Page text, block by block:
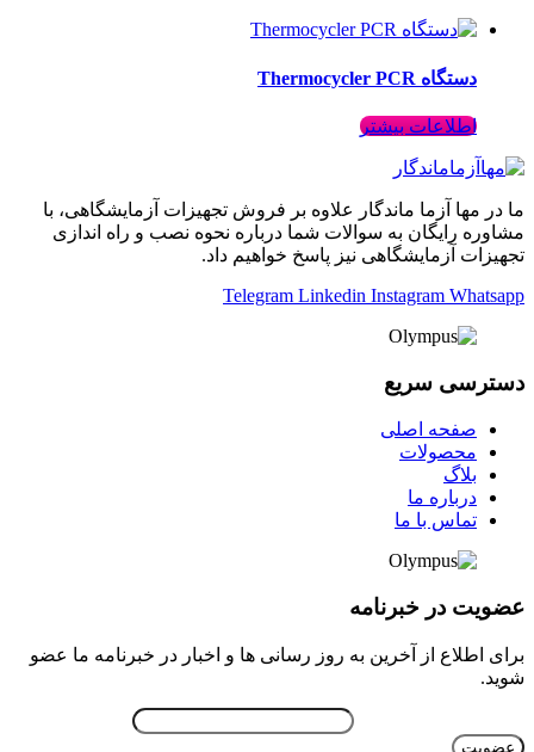
دستگاه Thermocycler PCR
اطلاعات بیشتر
ما در مها آزما ماندگار علاوه بر فروش تجهیزات آزمایشگاهی، با
مشاوره رایگان به سوالات شما درباره نحوه نصب و راه اندازی
تجهیزات آزمایشگاهی نیز پاسخ خواهیم داد.
Telegram Linkedin Instagram Whatsapp
دسترسی سریع
صفحه اصلی
محصولات
بلاگ
درباره ما
تماس با ما
عضویت در خبرنامه
برای اطلاع از آخرین به روز رسانی ها و اخبار در خبرنامه ما عضو
شوید.